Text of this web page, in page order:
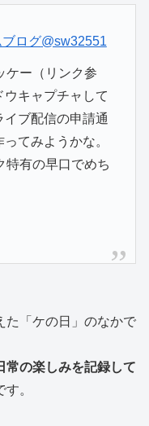
ログ@sw32551
ケー（リンク参
キャプチャして
ブ配信の申請通
てみようかな。
特有の早口でめち
た「ケの日」のなかで
常の楽しみを記録して
。